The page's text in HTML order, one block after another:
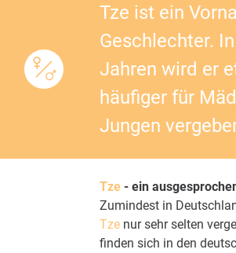
Tze ist ein
Geschlechter.
Jahren wird er
häufiger für
Jungen
Tze - ein
Zumindest in
Tze nur sehr selten
finden sich in den